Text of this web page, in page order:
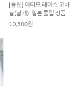
[튤립] 에티모 레이스 코바
늘(낱개)_일본 튤립 정품
10,500원